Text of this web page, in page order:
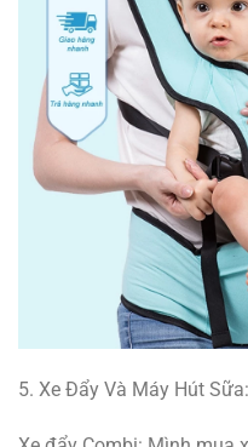
5. Xe Đẩy Và Máy Hút